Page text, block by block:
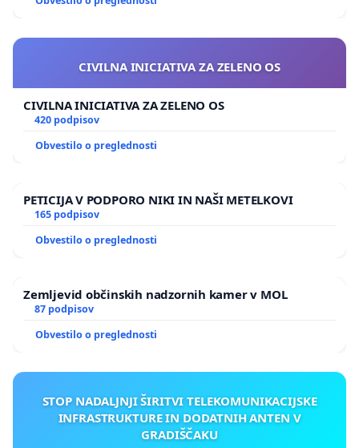
CIVILNA INICIATIVA ZA ZELENO OS
CIVILNA INICIATIVA ZA ZELENO OS
420 podpisov
Obvestilo o preglednosti
PETICIJA V PODPORO NIKI IN NAŠI METELKOVI
165 podpisov
Obvestilo o preglednosti
Zemljevid občinskih nadzornih kamer v MOL
87 podpisov
Obvestilo o preglednosti
STOP NADALJNJI ŠIRITVI TELEKOMUNIKACIJSKE
INFRASTRUKTURE IN DODATNIH ANTEN V
GRADIŠČAKU